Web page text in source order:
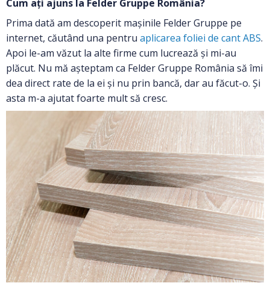
Cum ați ajuns la Felder Gruppe România?
Prima dată am descoperit mașinile Felder Gruppe pe
internet, căutând una pentru aplicarea foliei de cant ABS.
Apoi le-am văzut la alte firme cum lucrează și mi-au
plăcut. Nu mă așteptam ca Felder Gruppe România să îmi
dea direct rate de la ei și nu prin bancă, dar au făcut-o. Și
asta m-a ajutat foarte mult să cresc.